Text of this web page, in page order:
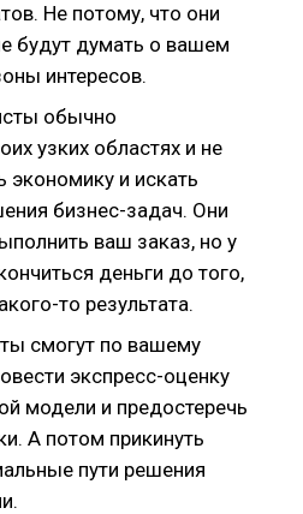
Не потому, что они
будут думать о вашем
интересов.
обычно
узких областях и не
и искать
бизнес-задач. Они
ваш заказ, но у
деньги до того,
то результата.
смогут по вашему
экспресс-оценку
модели и предостеречь
А потом прикинуть
пути решения